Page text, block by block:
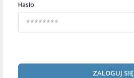
Hasło
ZALOGUJ SIĘ